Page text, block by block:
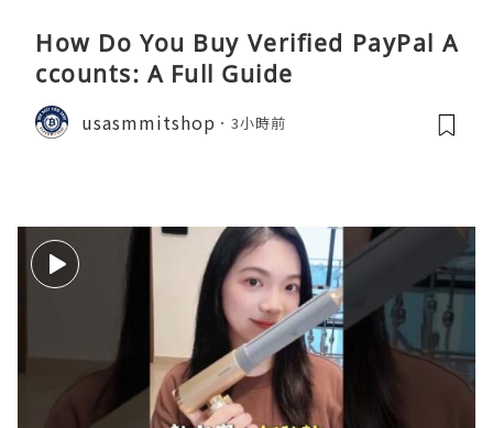
How Do You Buy Verified PayPal A
ccounts: A Full Guide
usasmmitshop 3小時前